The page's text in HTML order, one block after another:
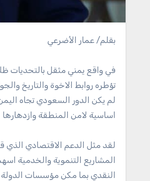
بقلم/ عمار الأضرعي
في واقع يمني مثقل بالتحديات
تؤطره روابط الاخوة والتاريخ
لم يكن الدور السعودي تجاه
اساسية لامن المنطقة وازدهارها
لقد مثل الدعم الاقتصادي الذي
المشاريع التنموية والخدمية
النقدي بما مكن مؤسسات الدولة